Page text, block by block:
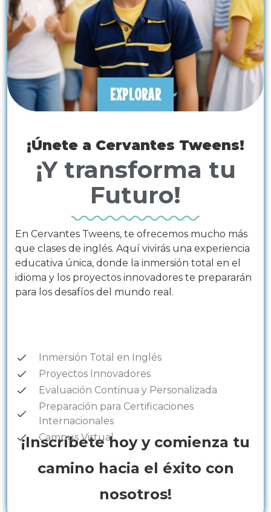
EXPLORAR
¡Únete a Cervantes Tweens!
¡Y transforma tu
Futuro!
En Cervantes Tweens, te ofrecemos mucho más
que clases de inglés. Aquí vivirás una experiencia
educativa única, donde la inmersión total en el
idioma y los proyectos innovadores te prepararán
para los desafíos del mundo real.
Inmersión Total en Inglés
Proyectos Innovadores
Evaluación Continua y Personalizada
Preparación para Certificaciones
Internacionales
Campus Virtual
¡Inscríbete hoy y comienza tu
camino hacia el éxito con
nosotros!